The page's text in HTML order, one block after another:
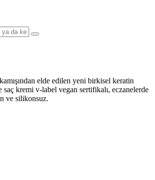
elde edilen yeni birkisel keratin
saç kremi v-label vegan sertifikalı, eczanelerde
ve silikonsuz.